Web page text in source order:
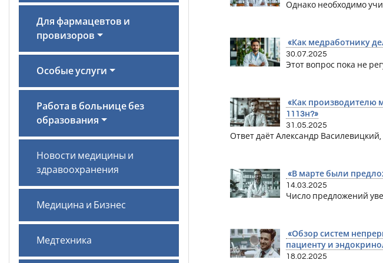
Для фармацевтов и
провизоров
Особые услуги
Работа в больнице без
образования
Новости медицины и
здравоохранения
Медицина и Бизнес
Медтехника
Однако необходимо
«Как медработнику
30.07.2025
Этот вопрос пока не
«Как производителю
1113н?»
31.05.2025
Ответ даёт Александр
«В марте были
14.03.2025
Число предложений
«Обзор систем
пациенту и
18.02.2025